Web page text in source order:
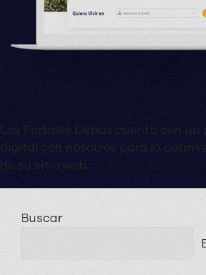
Los Portales Depas cuenta con un
digital con nosotros para la
de su sitio web.
Buscar